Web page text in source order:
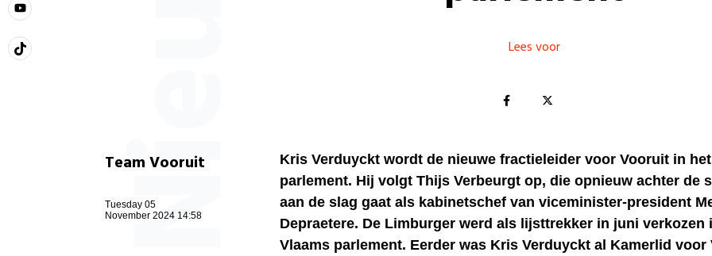
Lees voor
Team Vooruit
Tuesday 05
November 2024 14:58
Kris Verduyckt wordt de nieuwe fractieleider voor Vooruit in
parlement. Hij volgt Thijs Verbeurgt op, die opnieuw achter de
aan de slag gaat als kabinetschef van viceminister-president
Depraetere. De Limburger werd als lijsttrekker in juni verkozen
Vlaams parlement. Eerder was Kris Verduyckt al Kamerlid voor